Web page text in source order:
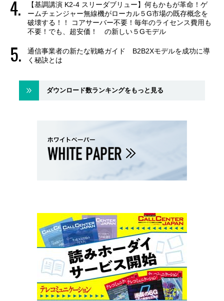
【基調講演 K2-4 スリーダブリュー】何もかもが革命！ゲ
ームチェンジャー無線機がローカル５G市場の既存概念を
破壊する！！ コアサーバー不要！毎年のライセンス費用も
不要！でも、超安価！ の新しい５Gモデル
通信事業者の新たな戦略ガイド B2B2Xモデルを成功に導
く秘訣とは
ダウンロード数ランキングをもっと見る